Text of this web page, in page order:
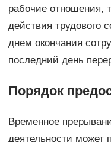
рабочие отношения,
действия трудового
днем окончания
последний день
Порядок
Временное
деятельности может